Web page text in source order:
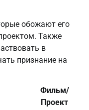
обожают его
Также
в
признание на
Фильм/
Проект